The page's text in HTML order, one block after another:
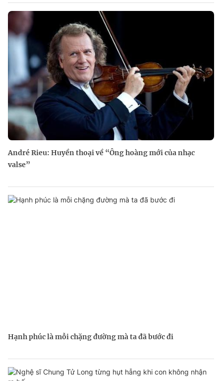
André Rieu: Huyền thoại về “Ông hoàng mới của nhạc
valse”
Hạnh phúc là mỗi chặng đường mà ta đã bước đi